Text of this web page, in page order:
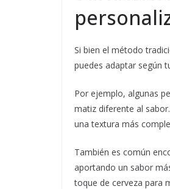
Si bien el método
puedes adaptar según
Por ejemplo, algunas
matiz diferente al
una textura más
También es común
aportando un sabor
toque de cerveza para